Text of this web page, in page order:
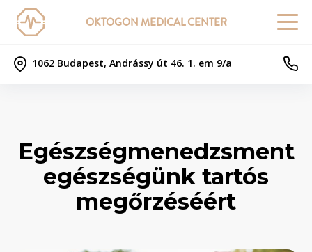
OKTOGON MEDICAL CENTER
1062 Budapest, Andrássy út 46. 1. em 9/a
Egészségmenedzsment
egészségünk tartós
megőrzéséért